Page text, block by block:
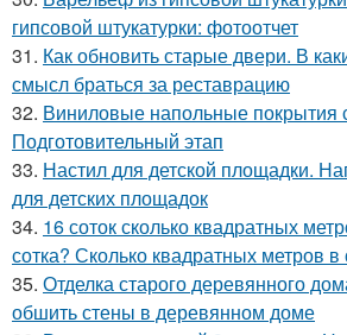
гипсовой штукатурки: фотоотчет
31. Как обновить старые двери. В
смысл браться за реставрацию
32. Виниловые напольные покрытия
Подготовительный этап
33. Настил для детской площадки.
для детских площадок
34. 16 соток сколько квадратных
сотка? Сколько квадратных метров в
35. Отделка старого деревянного
обшить стены в деревянном доме